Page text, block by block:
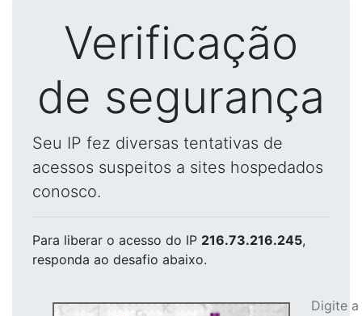
Verificação
de segurança
Seu IP fez diversas tentativas de
acessos suspeitos a sites hospedados
conosco.
Para liberar o acesso do IP 216.73.216.245,
responda ao desafio abaixo.
Digite